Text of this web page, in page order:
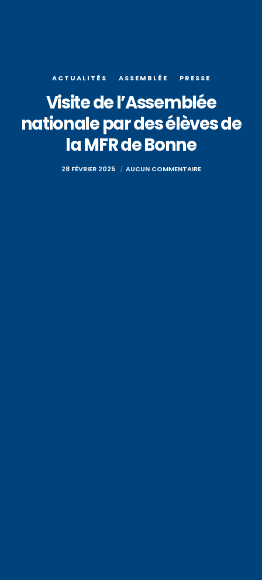
ACTUALITÉS ASSEMBLÉE PRESSE
Visite de l’Assemblée
nationale par des élèves de
la MFR de Bonne
28 FÉVRIER 2025 AUCUN COMMENTAIRE